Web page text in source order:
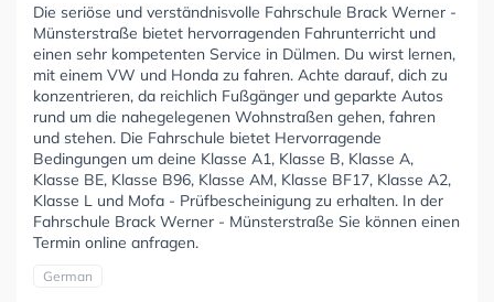
Die seriöse und verständnisvolle Fahrschule Brack Werner -
Münsterstraße bietet hervorragenden Fahrunterricht und
einen sehr kompetenten Service in Dülmen. Du wirst lernen,
mit einem VW und Honda zu fahren. Achte darauf, dich zu
konzentrieren, da reichlich Fußgänger und geparkte Autos
rund um die nahegelegenen Wohnstraßen gehen, fahren
und stehen. Die Fahrschule bietet Hervorragende
Bedingungen um deine Klasse A1, Klasse B, Klasse A,
Klasse BE, Klasse B96, Klasse AM, Klasse BF17, Klasse A2,
Klasse L und Mofa - Prüfbescheinigung zu erhalten. In der
Fahrschule Brack Werner - Münsterstraße Sie können einen
Termin online anfragen.
German